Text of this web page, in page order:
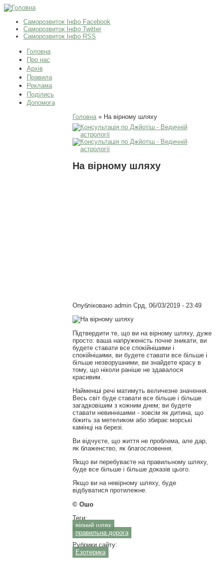
Саморозвиток Інфо Facebook
Саморозвиток Інфо Twitter
Саморозвиток Інфо RSS
Головна
Про нас
Архів
Правила
Реклама
Поділись
Допомога
Ви є тут
Головна» На вірному шляху
На вірному шляху
Опубліковано adminСрд, 06/03/2019 - 23:49
Підтвердити те, що ви на вірному шляху, дуже
просто: ваша напруженість почне зникати, ви
будете ставати все спокійнішими і
спокійнішими, ви будете ставати все більше і
більше незворушними, ви знайдете красу в
тому, що ніколи раніше не здавалося
красивим.
Найменші речі матимуть величезне значення.
Весь світ буде ставати все більше і більше
загадковішим з кожним днем; ви будете
ставати невиннішими - зовсім як дитина, що
біжить за метеликом або збирає морські
камінці на березі.
Ви відчуєте, що життя не проблема, але дар,
як блаженство, як благословення.
Якщо ви перебуваєте на правильному шляху,
буде все більше і більше доказів цього.
Якщо ви на невірному шляху, буде
відбуватися протилежне.
© Ошо
Теги:
вірний шлях
правильна дорога
Рубрики сайту:
Езотерика